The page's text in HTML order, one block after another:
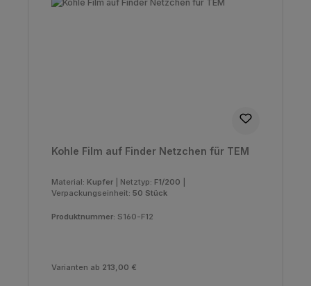
Kohle Film auf Finder Netzchen für TEM
Material: Kupfer Netztyp: F1/200
Verpackungseinheit: 50 Stück
Produktnummer: S160-F12
Varianten ab 213,00 €